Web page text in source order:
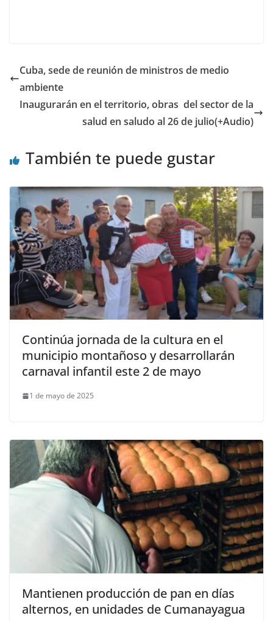
Cuba, sede de reunión de ministros de medio
ambiente
Inaugurarán en el territorio, obras del sector de la
salud en saludo al 26 de julio(+Audio)
También te puede gustar
Continúa jornada de la cultura en el
municipio montañoso y desarrollarán
carnaval infantil este 2 de mayo
1 de mayo de 2025
Mantienen producción de pan en días
alternos, en unidades de Cumanayagua